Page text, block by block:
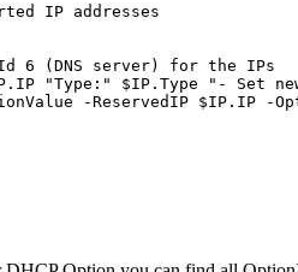
IP addresses
6 (DNS server) for the IPs
"Type:" $IP.Type "- Set
-ReservedIP $IP.IP -